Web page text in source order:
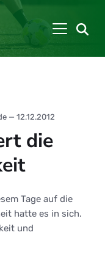
— 12.12.2012
die
Tage auf die
hatte es in sich.
und